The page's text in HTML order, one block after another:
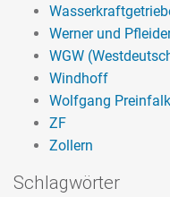
Werner und
WGW
Windhoff
Wolfgang Preinfalk
ZF
Zollern
Schlagwörter